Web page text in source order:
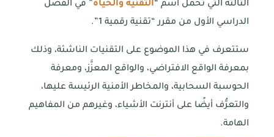
الثالثة التي تحمل اسم “التقنية والحياة” في الفصل
الدراسي الأول من مقرر “تقنية رقمية 1”.
ستتعرف في هذا الموضوع على التقنيات الناشئة، وذلك
بمعرفة الواقع الافتراضي، والواقع المعزَّز، ومعرفة
الحوسبة السحابية، والمخاطر الأمنية الرئيسة عليها،
والتعرُّف أيضًا على أنترنت الأشياء، وغيرهم من المفاهيم
الهامة.